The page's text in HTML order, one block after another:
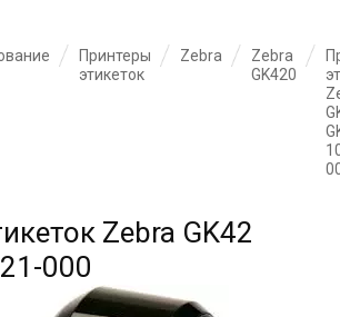
Принтеры
этикеток
Zebra
Zebra
GK420
Zebra GK42
000